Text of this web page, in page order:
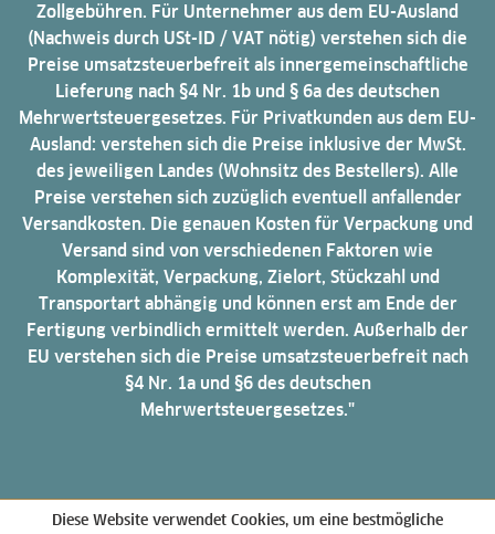
Zollgebühren. Für Unternehmer aus dem EU-Ausland
(Nachweis durch USt-ID / VAT nötig) verstehen sich die
Preise umsatzsteuerbefreit als innergemeinschaftliche
Lieferung nach §4 Nr. 1b und § 6a des deutschen
Mehrwertsteuergesetzes. Für Privatkunden aus dem EU-
Ausland: verstehen sich die Preise inklusive der MwSt.
des jeweiligen Landes (Wohnsitz des Bestellers). Alle
Preise verstehen sich zuzüglich eventuell anfallender
Versandkosten. Die genauen Kosten für Verpackung und
Versand sind von verschiedenen Faktoren wie
Komplexität, Verpackung, Zielort, Stückzahl und
Transportart abhängig und können erst am Ende der
Fertigung verbindlich ermittelt werden. Außerhalb der
EU verstehen sich die Preise umsatzsteuerbefreit nach
§4 Nr. 1a und §6 des deutschen
Mehrwertsteuergesetzes."
Diese Website verwendet Cookies, um eine bestmögliche